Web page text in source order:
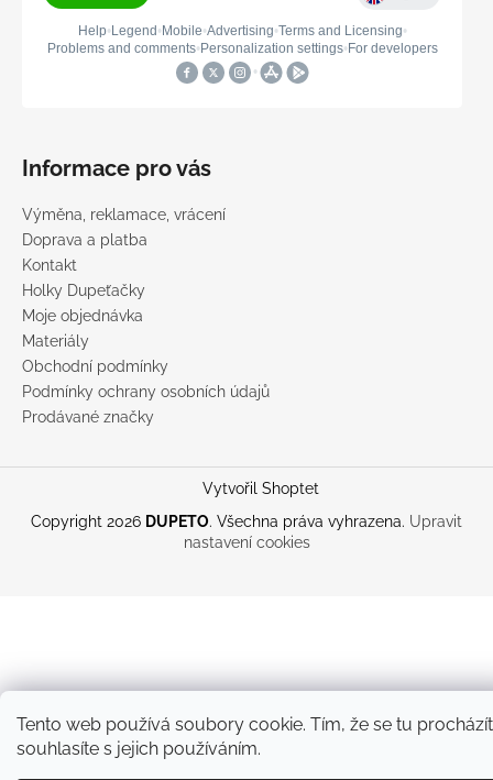
Tento web používá soubory cookie. Tím, že se tu
souhlasíte s jejich používáním.
Informace pro vás
Výměna, reklamace, vrácení
Doprava a platba
Kontakt
Holky Dupeťačky
Moje objednávka
Materiály
Obchodní podmínky
Podmínky ochrany osobních údajů
Prodávané značky
Vytvořil Shoptet
Copyright 2026 DUPETO. Všechna práva vyhrazena. Upravit
nastavení cookies